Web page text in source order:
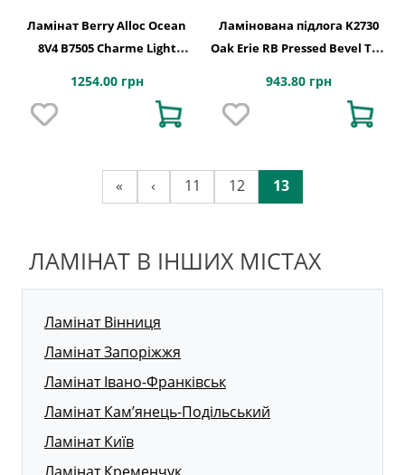
Ламінат Berry Alloc Ocean
8V4 B7505 Charme Light
1254.00 грн
Ламінована підлога K2730
Oak Erie RB Pressed Bevel Tap
943.80 грн
« ‹ 11 12 13
ЛАМІНАТ В ІНШИХ МІСТАХ
Ламінат Вінниця
Ламінат Запоріжжя
Ламінат Івано-Франківськ
Ламінат Кам’янець-Подільський
Ламінат Київ